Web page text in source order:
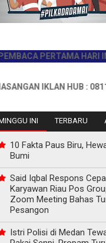
PERTAMA HARI INI
IKLAN HUB :
INI TERBARU
10 Fakta Paus Biru,
Bumi
Said Iqbal Respons
Karyawan Riau Pos
Zoom Meeting Bahas
Pesangon
Istri Polisi di Medan